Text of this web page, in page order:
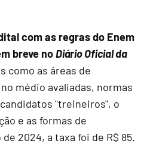
com as regras do Enem
breve noDiário Oficial da
como as áreas de
médio avaliadas, normas
"treineiros", o
e as formas de
2024, a taxa foi de R$ 85.